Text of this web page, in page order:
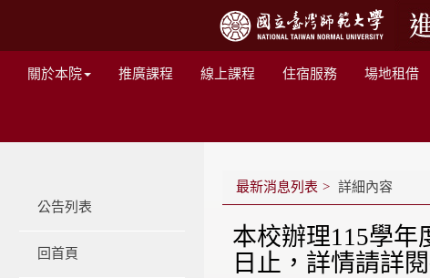
關於本院 推廣課程 線上課程 住宿服務 場地租借
公告列表
回首頁
最新消息列表 詳細內容
本校辦理115學年
日止，詳情請詳